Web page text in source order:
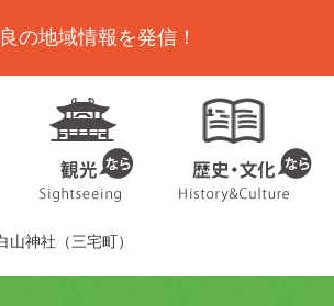
の地域情報を発信！
山神社（三宅町）